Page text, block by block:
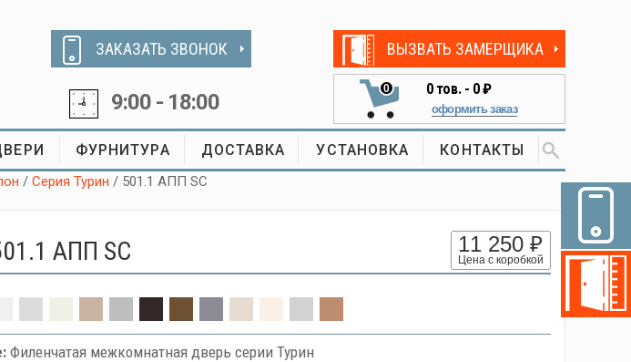
ЗАКАЗАТЬ ЗВОНОК
9:00 - 18:00
ВЫЗВАТЬ ЗАМЕРЩИКА
0 0тов. - 0 ₽
оформить заказ
ФУРНИТУРА ДОСТАВКА УСТАНОВКА КОНТАКТЫ
/Серия Турин / 501.1 АПП SC
АПП SC 11 250 ₽
Цена с коробкой
Филенчатая межкомнатная дверь серии Турин